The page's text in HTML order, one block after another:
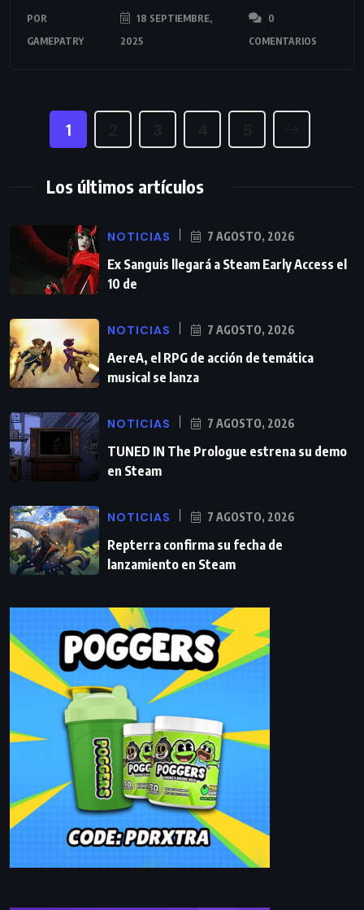
POR
GAMEPATRY
18 SEPTIEMBRE,
2025
0
COMENTARIOS
1
Los últimos artículos
NOTICIAS 7 AGOSTO, 2026
Ex Sanguis llegará a Steam Early Access el
10 de
NOTICIAS 7 AGOSTO, 2026
AereA, el RPG de acción de temática
musical se lanza
NOTICIAS 7 AGOSTO, 2026
TUNED IN The Prologue estrena su demo
en Steam
NOTICIAS 7 AGOSTO, 2026
Repterra confirma su fecha de
lanzamiento en Steam